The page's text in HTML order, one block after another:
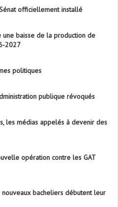
officiellement installé
une baisse de la production de
2027
politiques
publique révoqués
les médias appelés à devenir des
opération contre les GAT
bacheliers débutent leur